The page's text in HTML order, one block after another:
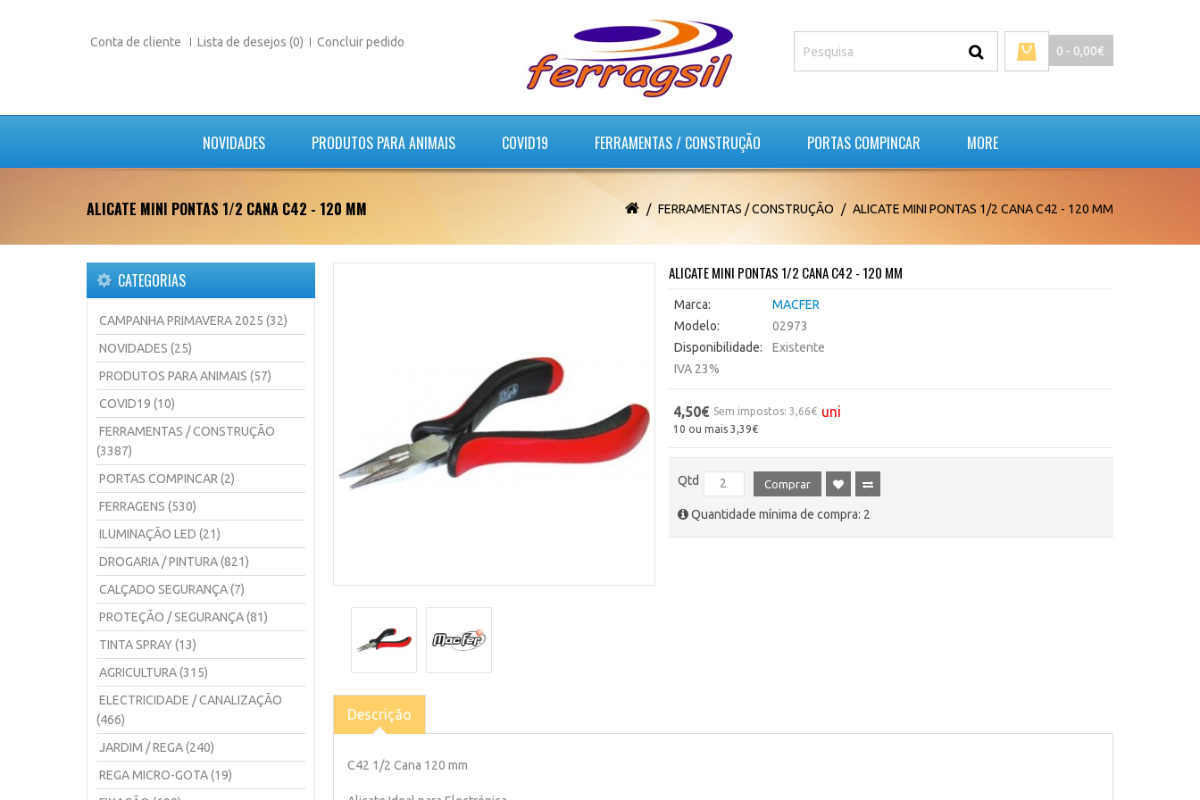
Conta de cliente Lista de desejos (0) Concluir pedido
0 - 0,00€
NOVIDADES PRODUTOS PARA ANIMAIS COVID19 FERRAMENTAS / CONSTRUÇÃO PORTAS COMPINCAR MORE
ALICATE MINI PONTAS 1/2 CANA C42 - 120 MM FERRAMENTAS / CONSTRUÇÃO ALICATE MINI PONTAS 1/2 CANA C42 - 120 MM
CATEGORIAS
CAMPANHA PRIMAVERA 2025 (32)
NOVIDADES (25)
PRODUTOS PARA ANIMAIS (57)
COVID19 (10)
FERRAMENTAS / CONSTRUÇÃO
(3387)
PORTAS COMPINCAR (2)
FERRAGENS (530)
ILUMINAÇÃO LED (21)
DROGARIA / PINTURA (821)
CALÇADO SEGURANÇA (7)
PROTEÇÃO / SEGURANÇA (81)
TINTA SPRAY (13)
AGRICULTURA (315)
ELECTRICIDADE / CANALIZAÇÃO
(466)
JARDIM / REGA (240)
REGA MICRO-GOTA (19)
ALICATE MINI PONTAS 1/2 CANA C42 - 120 MM
Marca:
MACFER
Modelo:
02973
Disponibilidade:
Existente
IVA 23%
4,50€ Sem impostos: 3,66€ uni
10 ou mais 3,39€
Qtd Comprar
Quantidade mínima de compra: 2
Descrição
C42 1/2 Cana 120 mm